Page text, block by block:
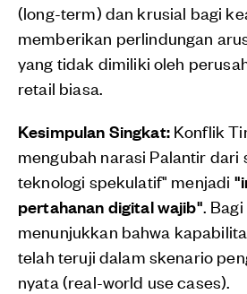
(long-term) dan krusial bagi
memberikan perlindungan
yang tidak dimiliki oleh
retail biasa.
Kesimpulan Singkat:Konflik
mengubah narasi Palantir dari
teknologi spekulatif" menjadi
pertahanan digital wajib".
menunjukkan bahwa
telah teruji dalam skenario
nyata (real-world use cases).